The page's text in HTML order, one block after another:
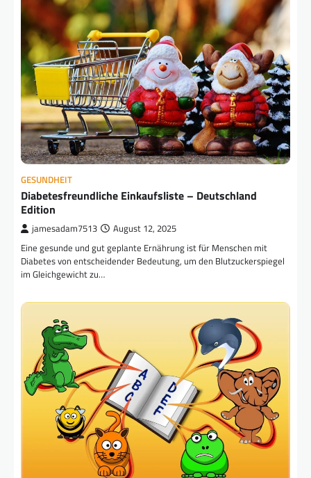
GESUNDHEIT
Diabetesfreundliche Einkaufsliste – Deutschland
Edition
jamesadam7513 August 12, 2025
Eine gesunde und gut geplante Ernährung ist für Menschen mit
Diabetes von entscheidender Bedeutung, um den Blutzuckerspiegel
im Gleichgewicht zu…